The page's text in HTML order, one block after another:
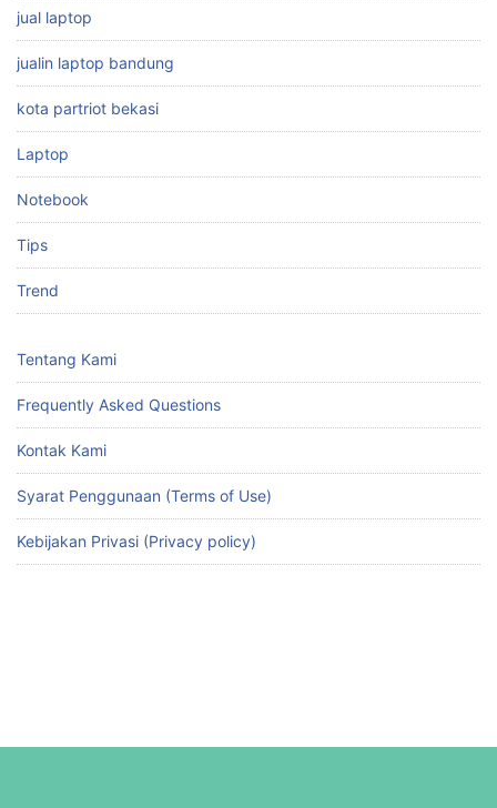
jual laptop
jualin laptop bandung
kota partriot bekasi
Laptop
Notebook
Tips
Trend
Tentang Kami
Frequently Asked Questions
Kontak Kami
Syarat Penggunaan (Terms of Use)
Kebijakan Privasi (Privacy policy)